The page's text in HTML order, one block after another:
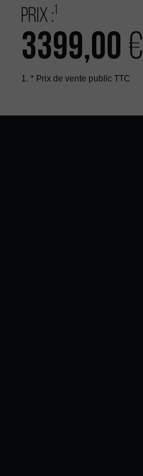
Prix :1
3399,00 €
1. * Prix de vente public TTC